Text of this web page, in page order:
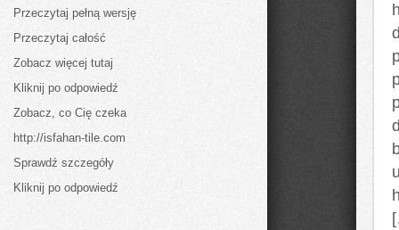
Przeczytaj pełną wersję
Przeczytaj całość
Zobacz więcej tutaj
Kliknij po odpowiedź
Zobacz, co Cię czeka
http://isfahan-tile.com
Sprawdź szczegóły
Kliknij po odpowiedź